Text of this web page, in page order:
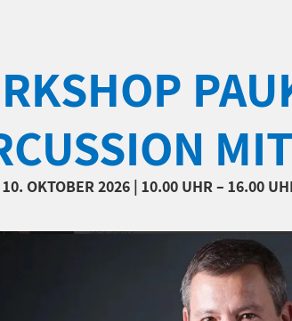
10. OKTOBER 2026 | 10.00 UHR – 16.00